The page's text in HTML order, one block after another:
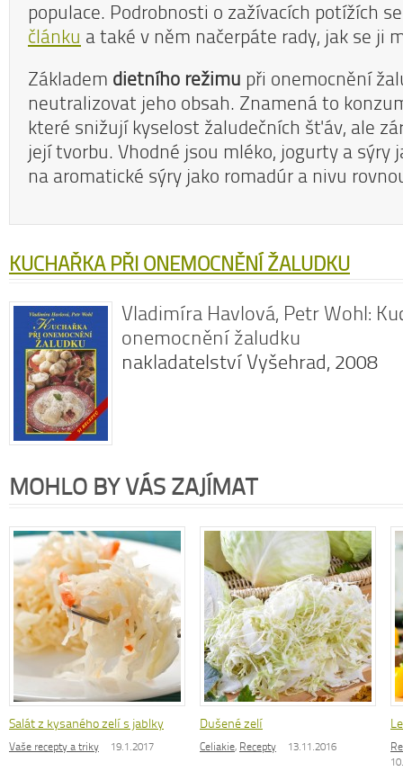
populace. Podrobnosti o zažívacích potížích
článku a také v něm načerpáte rady, jak se ji
Základem dietního režimu při onemocnění
neutralizovat jeho obsah. Znamená to
které snižují kyselost žaludečních šťáv, ale
její tvorbu. Vhodné jsou mléko, jogurty a sýry
na aromatické sýry jako romadúr a nivu
KUCHAŘKA PŘI ONEMOCNĚNÍ ŽALUDKU
Vladimíra Havlová, Petr Wohl:
onemocnění žaludku
nakladatelství Vyšehrad, 2008
MOHLO BY VÁS ZAJÍMAT
Salát z kysaného zelí s jablky
Vaše recepty a triky 19.1.2017
Dušené zelí
Celiakie, Recepty 13.11.2016